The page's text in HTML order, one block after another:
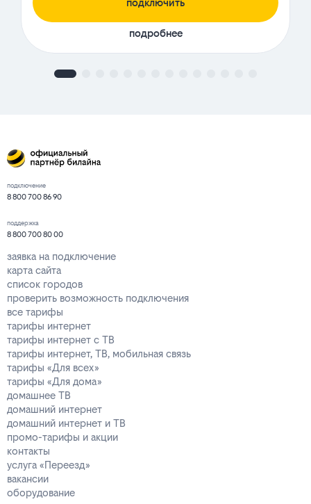
подключить
подробнее
подключение
8 800 700 86 90
поддержка
8 800 700 80 00
заявка на подключение
карта сайта
список городов
проверить возможность подключения
все тарифы
тарифы интернет
тарифы интернет с ТВ
тарифы интернет, ТВ, мобильная связь
тарифы «Для всех»
тарифы «Для дома»
домашнее ТВ
домашний интернет
домашний интернет и ТВ
промо-тарифы и акции
контакты
услуга «Переезд»
вакансии
оборудование